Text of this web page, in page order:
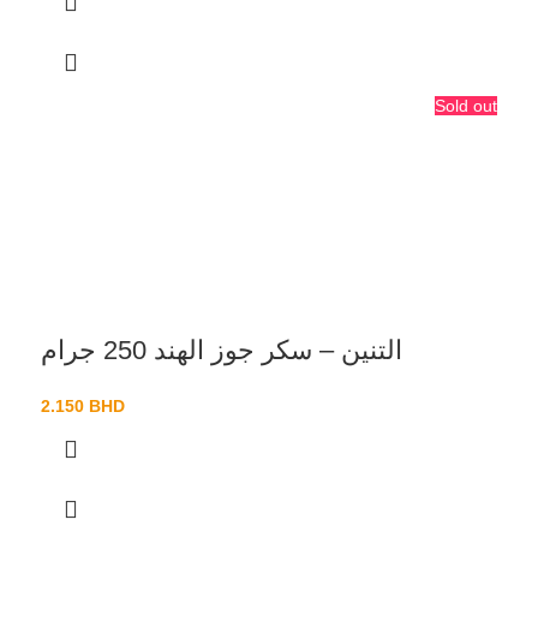
Sold out
التنين – سكر جوز الهند 250 جرام
2.150 BHD